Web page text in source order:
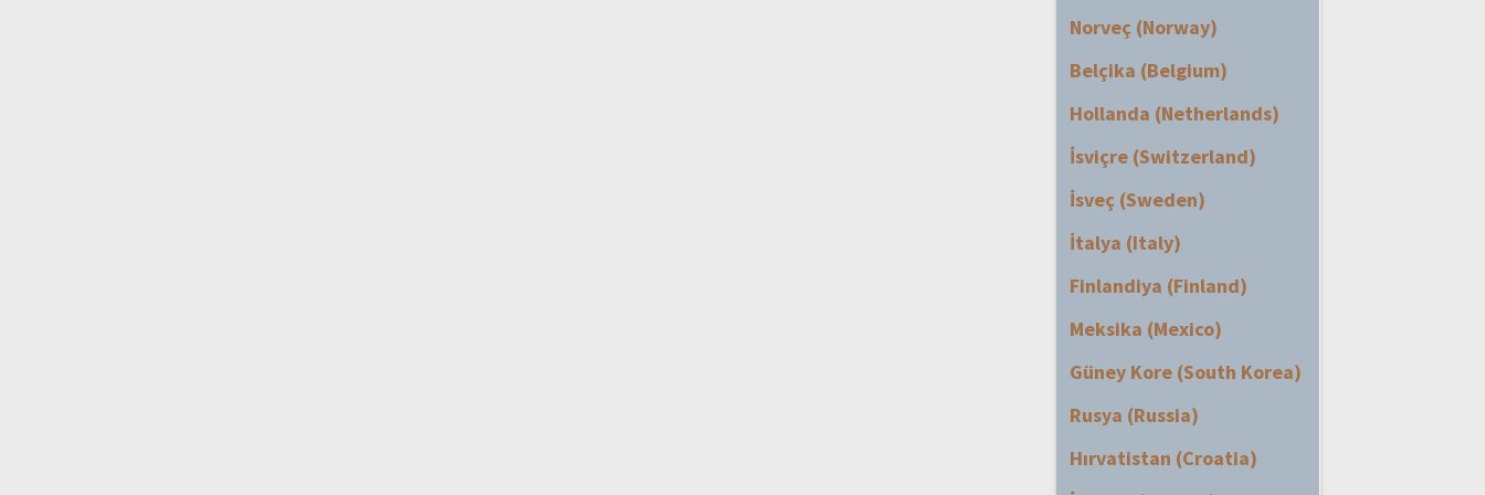
Norveç (Norway)
Belçika (Belgium)
Hollanda (Netherlands)
İsviçre (Switzerland)
İsveç (Sweden)
İtalya (Italy)
Finlandiya (Finland)
Meksika (Mexico)
Güney Kore (South Korea)
Rusya (Russia)
Hırvatistan (Croatia)